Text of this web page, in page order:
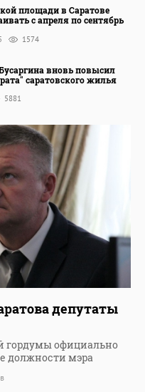
площади в Саратове
с апреля по сентябрь
1574
вновь повысил
саратовского жилья
5881
депутаты
гордумы официально
должности мэра